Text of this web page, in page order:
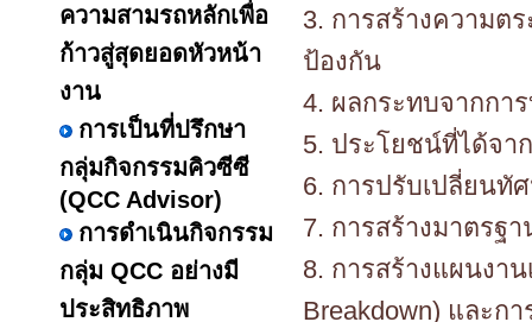
ความสามรถหลักเพื่อ
ก้าวสู่สุดยอดหัวหน้า
งาน
การเป็นที่ปรึกษา
กลุ่มกิจกรรมคิวซีซี
(QCC Advisor)
การดำเนินกิจกรรม
กลุ่ม QCC อย่างมี
ประสิทธิภาพ
3. การสร้างความต
ป้องกัน
4. ผลกระทบจากกา
5. ประโยชน์ที่ได้จา
6. การปรับเปลี่ยนทั
7. การสร้างมาตรฐ
8. การสร้างแผนงา
Breakdown) และก